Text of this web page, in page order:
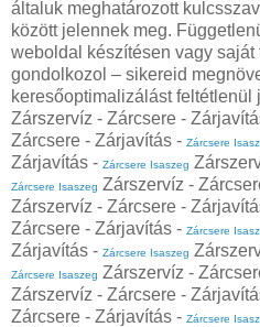
általuk meghatározott
között jelennek meg.
weboldal készítésen vagy
gondolkozol – sikereid
keresőoptimalizálást feltétlenül
Zárszervíz - Zárcsere -
Zárcsere - Zárjavítás - Zárcsere
Zárjavítás - Zárcsere Isaszeg
Zárcsere Isaszeg Zárszervíz -
Zárszervíz - Zárcsere -
Zárcsere - Zárjavítás - Zárcsere
Zárjavítás - Zárcsere Isaszeg
Zárcsere Isaszeg Zárszervíz -
Zárszervíz - Zárcsere -
Zárcsere - Zárjavítás - Zárcsere